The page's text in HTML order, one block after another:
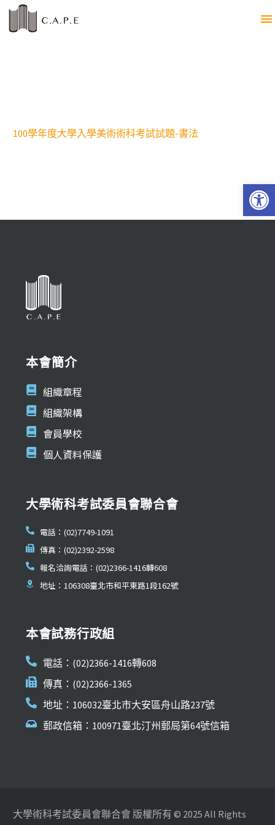
100學年度大學入學美術術科考試試題-書法
本會簡介
組織章程
組織架構
會員學校
個人資料保護
大學術科考試委員會聯合會
電話：(02)7749-1091
傳真：(02)2392-2598
報名洽詢電話：(02)2366-1416轉608
地址：106308臺北市和平東路1段162號
本會試務行政組
電話：(02)2366-1416轉608
傳真：(02)2366-1365
地址：106032臺北市大安區舟山路237號
郵政信箱：100971臺北汀州郵局第64號信箱
大學術科考試委員會聯合會 版權所有 © 2025 All Rights